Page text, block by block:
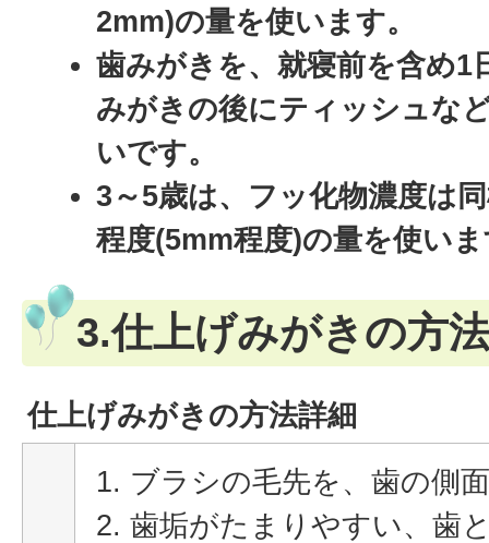
2mm)の量を使います。
歯みがきを、就寝前を含め1
みがきの後にティッシュな
いです。
3～5歳は、フッ化物濃度は
程度(5mm程度)の量を使い
3.仕上げみがきの方法
仕上げみがきの方法詳細
ブラシの毛先を、歯の側
歯垢がたまりやすい、歯